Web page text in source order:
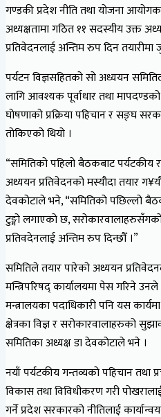
गण्डकी प्रदेश नीति तथा योजना
अध्यक्षतामा गठित ११ सदस्यीय उक्त
प्रतिवेदनलाई अन्तिम रुप दिन
पर्यटन विज्ञसहितको सो अध्ययन
लागि आवश्यक पूर्वाधार तथा
घोषणाको प्रक्रिया पहिचान र सङ्घ
तोकिएको थियो ।
“समितिको पहिलो बैठकबाट पर्यटकीय
अध्ययन प्रतिवेदनको मस्यौदा तयार
देवकोटाले भने, “समितिको पछिल्लो
टुङ्गो लगाएको छ,
प्रतिवदेनलाई अन्तिम रुप दिन्छौँ ।”
समितिले तयार पारेको अध्ययन
मन्त्रिपरिषद् कार्यालयमा पेस गरिने
मन्त्रालयका पदाधिकारी पनि यस
क्षेत्रका विज्ञ र सरोकारवालाहरुको
समितिका अध्यक्ष डा देवकोटाले भने ।
नयाँ पर्यटकीय गन्तव्यको पहिचान तथा
विकास तथा विविधीकरण गरी
गर्ने प्रदेश सरकारको नीतिलाई